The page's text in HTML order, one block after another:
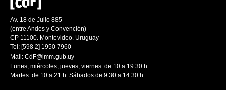
Av. 18 de Julio 885
(entre Andes y Convención)
CP 11100. Montevideo. Uruguay
Tel: [598 2] 1950 7960
Mail: CdF@imm.gub.uy
Lunes, miércoles, jueves, viernes: de 10 a 19.30 h.
Martes: de 10 a 21 h. Sábados de 9.30 a 14.30 h.